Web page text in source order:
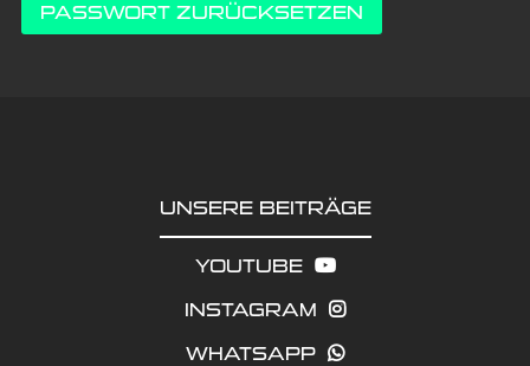
PASSWORT ZURÜCKSETZEN
UNSERE BEITRÄGE
YOUTUBE
INSTAGRAM
WHATSAPP